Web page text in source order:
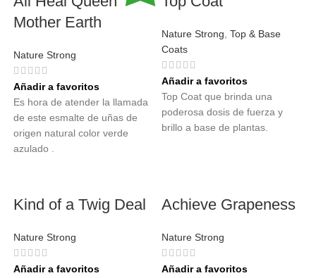
Mother Earth
Nature Strong
Añadir a favoritos
Es hora de atender la llamada
de este esmalte de uñas de
origen natural color verde
azulado .
Nature Strong Top & Base
Coats
Añadir a favoritos
Top Coat que brinda una
poderosa dosis de fuerza y
brillo a base de plantas.
Kind of a Twig Deal
Nature Strong
Añadir a favoritos
Achieve Grapeness
Nature Strong
Añadir a favoritos